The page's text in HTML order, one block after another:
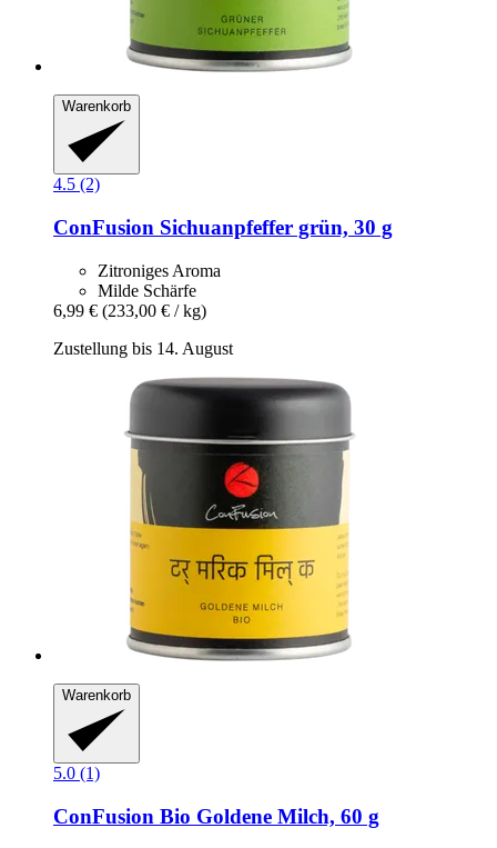
Warenkorb
4.5 (2)
ConFusion Sichuanpfeffer grün, 30 g
Zitroniges Aroma
Milde Schärfe
6,99 € (233,00 € / kg)
Zustellung bis 14. August
Warenkorb
5.0 (1)
ConFusion Bio Goldene Milch, 60 g